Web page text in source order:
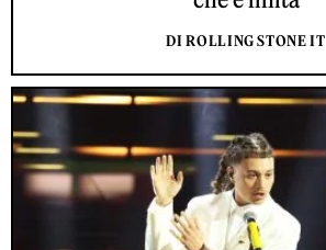
DI ROLLING STONE IT